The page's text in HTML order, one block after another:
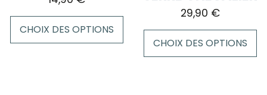
CHOIX DES OPTIONS
29,90 €
CHOIX DES OPTIONS